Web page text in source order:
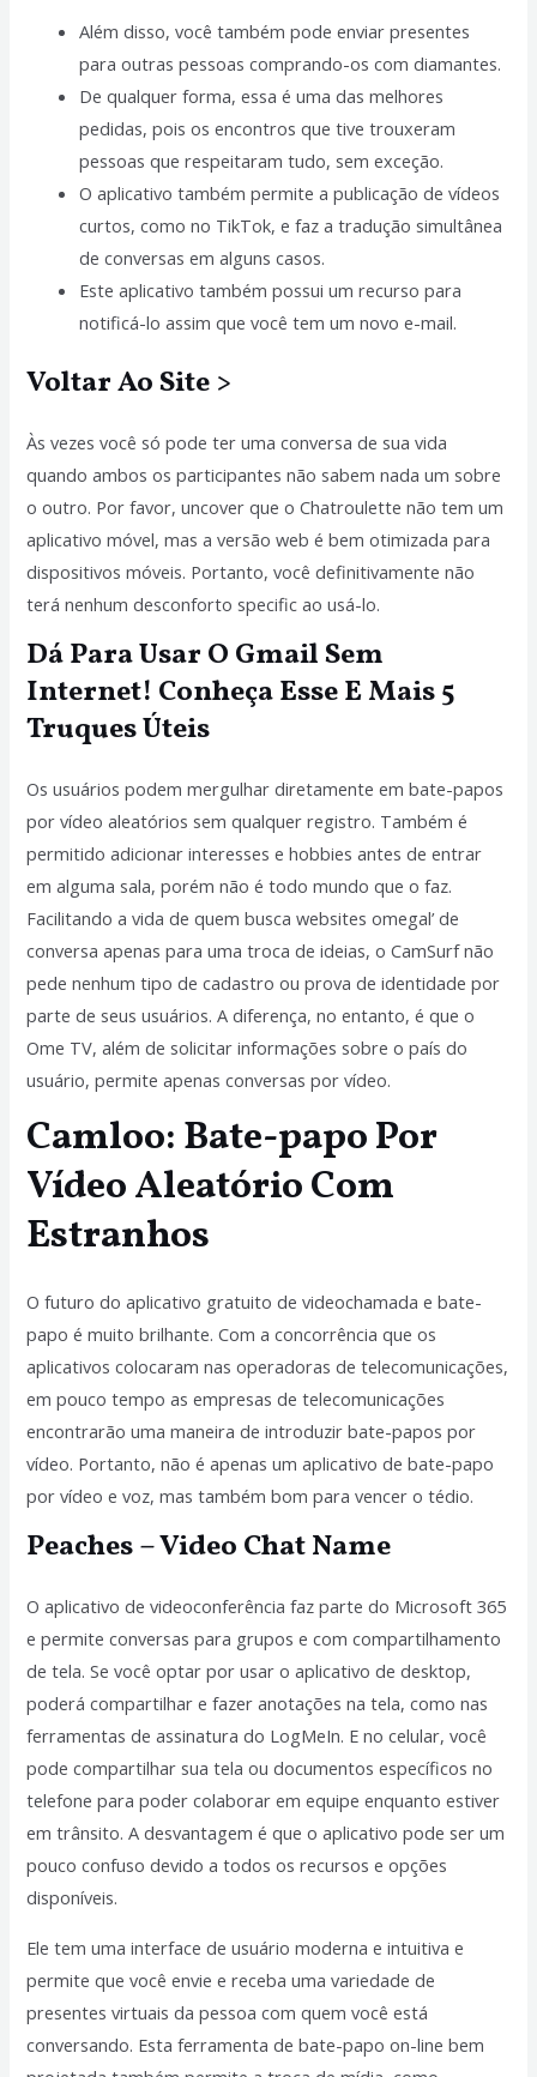
Além disso, você também pode enviar presentes
para outras pessoas comprando-os com diamantes.
De qualquer forma, essa é uma das melhores
pedidas, pois os encontros que tive trouxeram
pessoas que respeitaram tudo, sem exceção.
O aplicativo também permite a publicação de vídeos
curtos, como no TikTok, e faz a tradução simultânea
de conversas em alguns casos.
Este aplicativo também possui um recurso para
notificá-lo assim que você tem um novo e-mail.
Voltar Ao Site >
Às vezes você só pode ter uma conversa de sua vida
quando ambos os participantes não sabem nada um sobre
o outro. Por favor, uncover que o Chatroulette não tem um
aplicativo móvel, mas a versão web é bem otimizada para
dispositivos móveis. Portanto, você definitivamente não
terá nenhum desconforto specific ao usá-lo.
Dá Para Usar O Gmail Sem
Internet! Conheça Esse E Mais 5
Truques Úteis
Os usuários podem mergulhar diretamente em bate-papos
por vídeo aleatórios sem qualquer registro. Também é
permitido adicionar interesses e hobbies antes de entrar
em alguma sala, porém não é todo mundo que o faz.
Facilitando a vida de quem busca websites omegal’ de
conversa apenas para uma troca de ideias, o CamSurf não
pede nenhum tipo de cadastro ou prova de identidade por
parte de seus usuários. A diferença, no entanto, é que o
Ome TV, além de solicitar informações sobre o país do
usuário, permite apenas conversas por vídeo.
Camloo: Bate-papo Por
Vídeo Aleatório Com
Estranhos
O futuro do aplicativo gratuito de videochamada e bate-
papo é muito brilhante. Com a concorrência que os
aplicativos colocaram nas operadoras de telecomunicações,
em pouco tempo as empresas de telecomunicações
encontrarão uma maneira de introduzir bate-papos por
vídeo. Portanto, não é apenas um aplicativo de bate-papo
por vídeo e voz, mas também bom para vencer o tédio.
Peaches – Video Chat Name
O aplicativo de videoconferência faz parte do Microsoft 365
e permite conversas para grupos e com compartilhamento
de tela. Se você optar por usar o aplicativo de desktop,
poderá compartilhar e fazer anotações na tela, como nas
ferramentas de assinatura do LogMeIn. E no celular, você
pode compartilhar sua tela ou documentos específicos no
telefone para poder colaborar em equipe enquanto estiver
em trânsito. A desvantagem é que o aplicativo pode ser um
pouco confuso devido a todos os recursos e opções
disponíveis.
Ele tem uma interface de usuário moderna e intuitiva e
permite que você envie e receba uma variedade de
presentes virtuais da pessoa com quem você está
conversando. Esta ferramenta de bate-papo on-line bem